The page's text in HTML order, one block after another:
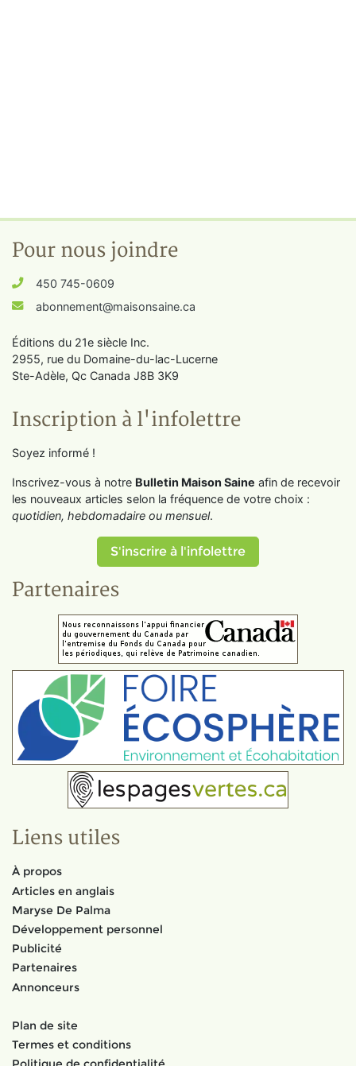
Pour nous joindre
450 745-0609
abonnement@maisonsaine.ca
Éditions du 21e siècle Inc.
2955, rue du Domaine-du-lac-Lucerne
Ste-Adèle, Qc Canada J8B 3K9
Inscription à l'infolettre
Soyez informé !
Inscrivez-vous à notre Bulletin Maison Saine afin de recevoir
les nouveaux articles selon la fréquence de votre choix :
quotidien, hebdomadaire ou mensuel.
S'inscrire à l'infolettre
Partenaires
Liens utiles
À propos
Articles en anglais
Maryse De Palma
Développement personnel
Publicité
Partenaires
Annonceurs
Plan de site
Termes et conditions